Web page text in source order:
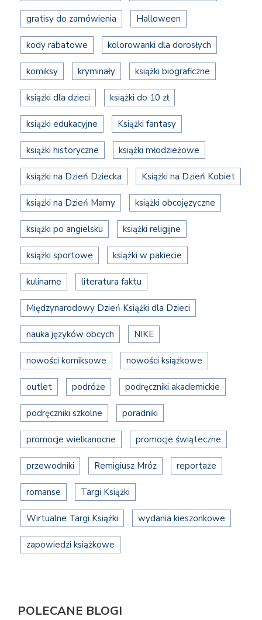
gratisy do zamówienia Halloween
kody rabatowe kolorowanki dla dorosłych
komiksy kryminały książki biograficzne
książki dla dzieci książki do 10 zł
książki edukacyjne Książki fantasy
książki historyczne książki młodzieżowe
książki na Dzień Dziecka Książki na Dzień Kobiet
książki na Dzień Mamy książki obcojęzyczne
książki po angielsku książki religijne
książki sportowe książki w pakiecie
kulinarne literatura faktu
Międzynarodowy Dzień Książki dla Dzieci
nauka języków obcych NIKE
nowości komiksowe nowości książkowe
outlet podróże podręczniki akademickie
podręczniki szkolne poradniki
promocje wielkanocne promocje świąteczne
przewodniki Remigiusz Mróz reportaże
romanse Targi Książki
Wirtualne Targi Książki wydania kieszonkowe
zapowiedzi książkowe
POLECANE BLOGI